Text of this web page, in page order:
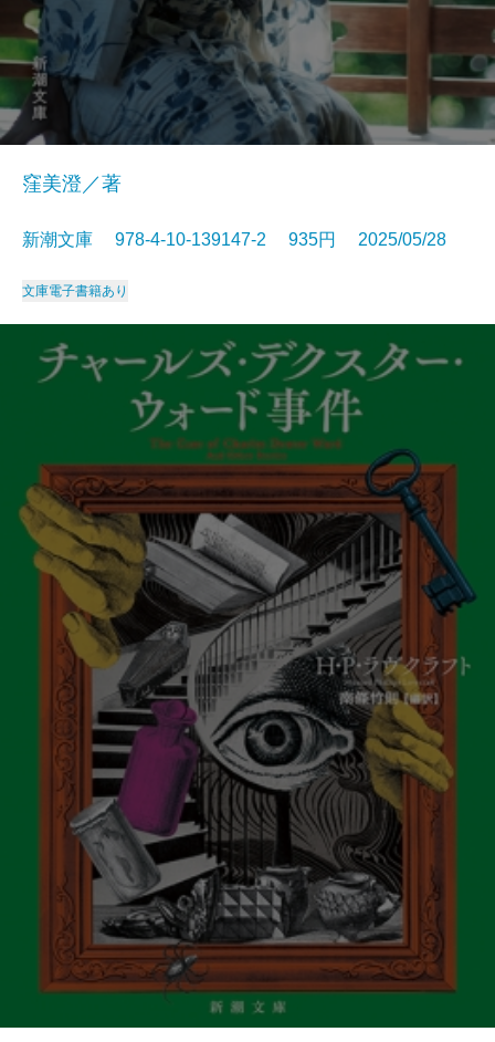
窪美澄／著
新潮文庫 978-4-10-139147-2 935円 2025/05/28
文庫電子書籍あり